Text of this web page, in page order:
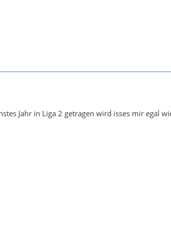
Jahr in Liga 2 getragen wird isses mir egal